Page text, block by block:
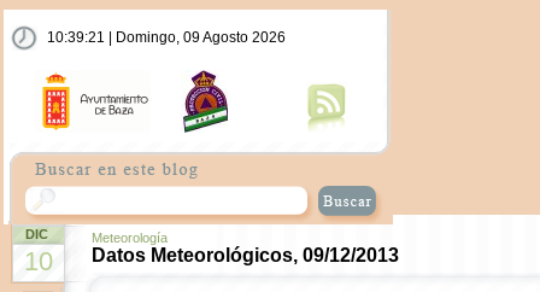
10:39:21 | Domingo, 09 Agosto 2026
DIC
10
Meteorología
Datos Meteorológicos, 09/12/2013